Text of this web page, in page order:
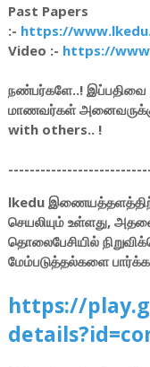
Past Papers
:- https://
Video :- https://
நண்பர்களே..! இப்பதிவை
மாணவர்கள்
with others.. !
lkedu
செயலியும் உள்ளது,
தொலைபேசியில்
மேம்படுத்தல்களை
https://